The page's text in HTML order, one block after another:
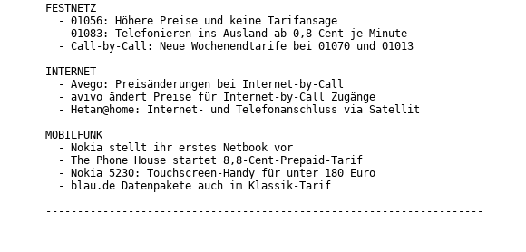
FESTNETZ
  - 01056: Höhere Preise und keine Tarifansage
  - 01083: Telefonieren ins Ausland ab 0,8 Cent je Minute
  - Call-by-Call: Neue Wochenendtarife bei 01070 und 01013
INTERNET
  - Avego: Preisänderungen bei Internet-by-Call
  - avivo ändert Preise für Internet-by-Call Zugänge
  - Hetan@home: Internet- und Telefonanschluss via Satellit
MOBILFUNK
  - Nokia stellt ihr erstes Netbook vor
  - The Phone House startet 8,8-Cent-Prepaid-Tarif
  - Nokia 5230: Touchscreen-Handy für unter 180 Euro
  - blau.de Datenpakete auch im Klassik-Tarif
---------------------------------------------------------------------